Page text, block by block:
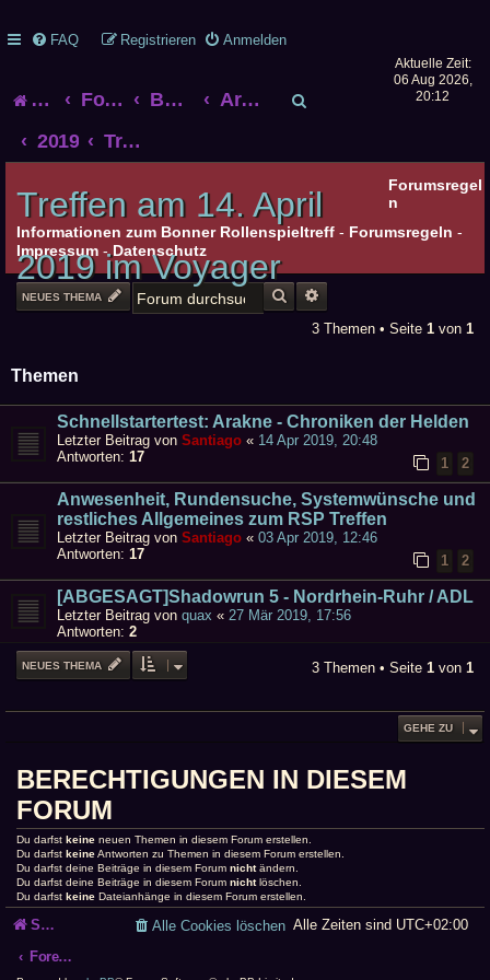
FAQ Anmelden
Registrieren
Startseite
Foren-Übersicht Bonner Rollenspieltreff
Archiv alter Treffen
2019
Treffen am 14. April 2019 im Voyager
h
Aktuelle Zeit:
06 Aug 2026,
20:12
Treffen am 14. April
2019 im Voyager
Forumsregel
n
Informationen zum Bonner Rollenspieltreff - Forumsregeln -
Impressum -Datenschutz
NEUES THEMA SUCHE
3 Themen • Seite 1 von 1
Themen
Schnellstartertest: Arakne - Chroniken der Helden
Letzter Beitrag von Santiago « 14 Apr 2019, 20:48
Antworten: 17 1 2
Anwesenheit, Rundensuche, Systemwünsche und
restliches Allgemeines zum RSP Treffen
Letzter Beitrag von Santiago « 03 Apr 2019, 12:46
Antworten: 17 1 2
[ABGESAGT]Shadowrun 5 - Nordrhein-Ruhr / ADL
Letzter Beitrag von quax « 27 Mär 2019, 17:56
Antworten: 2
NEUES THEMA 3 Themen • Seite 1 von 1
GEHE ZU
BERECHTIGUNGEN IN DIESEM
FORUM
Du darfst keine neuen Themen in diesem Forum erstellen.
Du darfst keineAntworten zu Themen in diesem Forum erstellen.
Du darfst deine Beiträge in diesem Forum nichtändern.
Du darfst deine Beiträge in diesem Forum nichtlöschen.
Du darfst keine Dateianhänge in diesem Forum erstellen.
Startseite
Foren-Übersicht
Alle Zeiten sind UTC+02:00
Alle Cookies löschen